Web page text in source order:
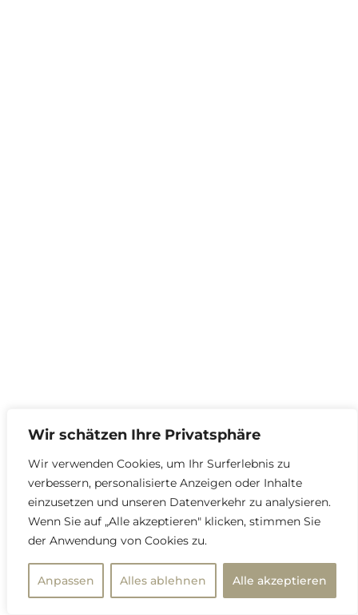
Wir schätzen Ihre Privatsphäre
Wir verwenden Cookies, um Ihr Surferlebnis zu
verbessern, personalisierte Anzeigen oder Inhalte
einzusetzen und unseren Datenverkehr zu analysieren.
Wenn Sie auf „Alle akzeptieren" klicken, stimmen Sie
der Anwendung von Cookies zu.
Anpassen Alles ablehnen Alle akzeptieren